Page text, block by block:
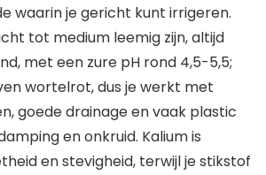
waarin je gericht kunt irrigeren.
tot medium leemig zijn, altijd
met een zure pH rond 4,5-5,5;
wortelrot, dus je werkt met
goede drainage en vaak plastic
en onkruid. Kalium is
en stevigheid, terwijl je stikstof